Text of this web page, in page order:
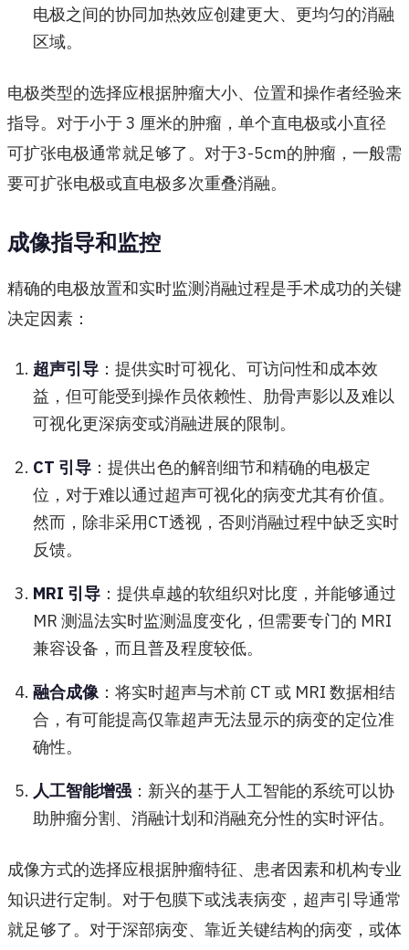
电极之间的协同加热效应创建更大、更均匀的消融
区域。
电极类型的选择应根据肿瘤大小、位置和操作者经验来
指导。对于小于 3 厘米的肿瘤，单个直电极或小直径
可扩张电极通常就足够了。对于3-5cm的肿瘤，一般需
要可扩张电极或直电极多次重叠消融。
成像指导和监控
精确的电极放置和实时监测消融过程是手术成功的关键
决定因素：
超声引导 ：提供实时可视化、可访问性和成本效
益，但可能受到操作员依赖性、肋骨声影以及难以
可视化更深病变或消融进展的限制。
CT 引导 ：提供出色的解剖细节和精确的电极定
位，对于难以通过超声可视化的病变尤其有价值。
然而，除非采用CT透视，否则消融过程中缺乏实时
反馈。
MRI 引导 ：提供卓越的软组织对比度，并能够通过
MR 测温法实时监测温度变化，但需要专门的 MRI
兼容设备，而且普及程度较低。
融合成像：将实时超声与术前 CT 或 MRI 数据相结
合，有可能提高仅靠超声无法显示的病变的定位准
确性。
人工智能增强 ：新兴的基于人工智能的系统可以协
助肿瘤分割、消融计划和消融充分性的实时评估。
成像方式的选择应根据肿瘤特征、患者因素和机构专业
知识进行定制。对于包膜下或浅表病变，超声引导通常
就足够了。对于深部病变、靠近关键结构的病变，或体